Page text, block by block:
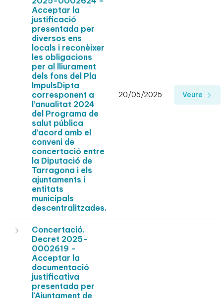
Acceptar la
justificació
presentada per
diversos ens
locals i reconèixer
les obligacions
per al lliurament
dels fons del Pla
ImpulsDipta
corresponent a
l’anualitat 2024
del Programa de
salut pública
d’acord amb el
conveni de
concertació entre
la Diputació de
Tarragona i els
ajuntaments i
entitats
municipals
descentralitzades.
20/05/2025 Veure
Concertació.
Decret 2025-
0002619 -
Acceptar la
documentació
justificativa
presentada per
l'Ajuntament de